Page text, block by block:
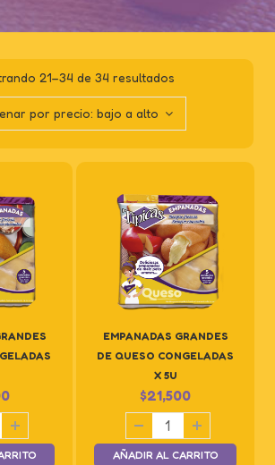
21–34 de 34 resultados
por precio: bajo a alto
EMPANADAS GRANDES
DE QUESO CONGELADAS
X 5U
$21,500
AÑADIR AL CARRITO